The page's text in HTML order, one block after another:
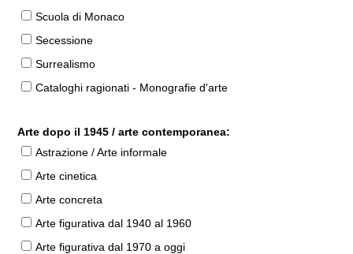
Scuola di Monaco
Secessione
Surrealismo
Cataloghi ragionati - Monografie d'arte
Arte dopo il 1945 / arte contemporanea:
Astrazione / Arte informale
Arte cinetica
Arte concreta
Arte figurativa dal 1940 al 1960
Arte figurativa dal 1970 a oggi